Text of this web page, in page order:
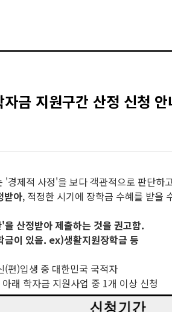
금 지원구간 산정 신청 안
'경제적 사정'을 보다 객관적으로 판단하
받아, 적정한 시기에 장학금 수혜를 받을
산정받아 제출하는 것을 권고함.
이 있음. ex)생활지원장학금 등
(편)입생 중 대한민국 국적자
래 학자금 지원사업 중 1개 이상 신청